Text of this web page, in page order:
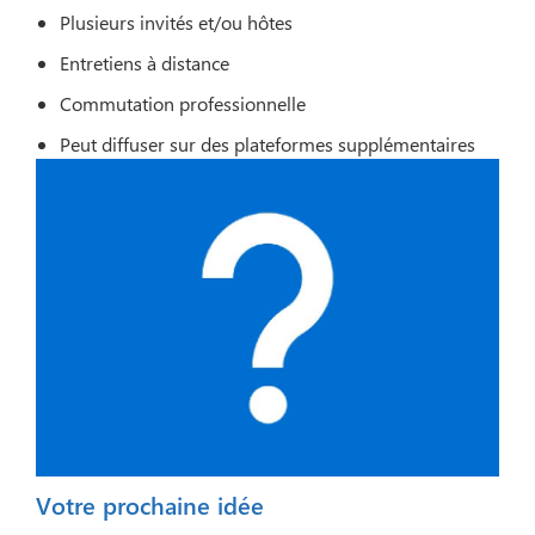
Plusieurs invités et/ou hôtes
Entretiens à distance
Commutation professionnelle
Peut diffuser sur des plateformes supplémentaires
Votre prochaine idée